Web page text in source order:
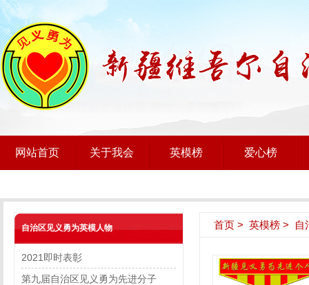
网站首页 关于我会 英模榜 爱心榜
自治区见义勇为英模人物
2021即时表彰
第九届自治区见义勇为先进分子
首页 > 英模榜 > 自